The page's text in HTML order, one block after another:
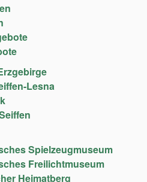
Lesna
Spielzeugmuseum
Freilichtmuseum
Heimatberg